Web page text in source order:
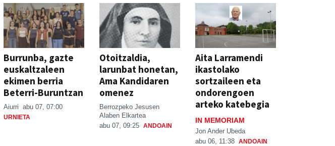
Burrunba, gazte
euskaltzaleen
ekimen berria
Beterri-Buruntzan
Aiurri abu 07, 07:00
URNIETA
Otoitzaldia,
larunbat honetan,
Ama Kandidaren
omenez
Berrozpeko Jesusen
Alaben Elkartea
abu 07, 09:25 ANDOAIN
Aita Larramendi
ikastolako
sortzaileen eta
ondorengoen
arteko katebegia
IN MEMORIAM
Jon Ander Ubeda
abu 06, 11:38 ANDOAIN